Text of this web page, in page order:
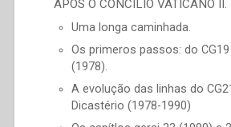
APÓS O CONCÍLIO VATICANO II.
Uma longa caminhada.
Os primeros passos: do CG19
(1978).
A evolução das linhas do
Dicastério (1978-1990)